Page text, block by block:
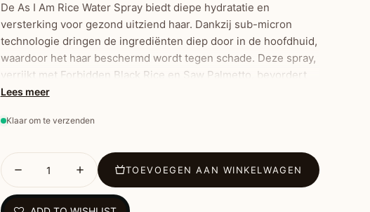
De As I Am Rice Water Spray biedt diepe hydratatie en
versterking voor gezond uitziend haar. Dankzij sub-micron
technologie dringen de ingrediënten diep door in de hoofdhuid,
waardoor het haar beschermd wordt tegen schade. Deze spray,
verrijkt met Forbidden Black Rice en Saw Palmetto, bevordert
de haargroei en vermindert haaruitval, vooral bij afro-textuur
Belangrijkste Kenmerken:
Sub-micron technologie: Versterkt de beschermende
barrière van de hoofdhuid
Lees meer
Klaar om te verzenden
TOEVOEGEN AAN WINKELWAGEN